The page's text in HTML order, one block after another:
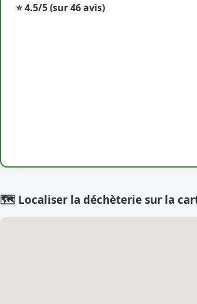
⭐ 4.5/5(sur 46 avis)
🗺️ Localiser la déchèterie sur la